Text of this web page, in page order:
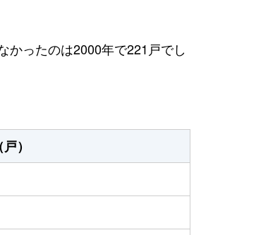
かったのは2000年で221戸でし
）